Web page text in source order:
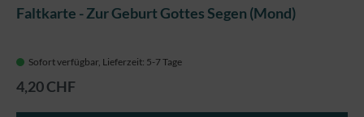
Faltkarte - Zur Geburt Gottes Segen (Mond)
Sofort verfügbar, Lieferzeit: 5-7 Tage
4,20 CHF